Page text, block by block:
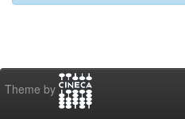
Theme by